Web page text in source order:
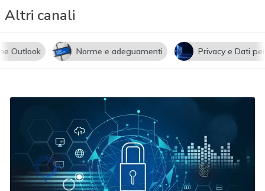
Altri canali
Norme e adeguamenti Privacy e Dati